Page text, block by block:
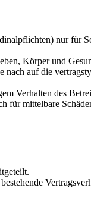
nur für
Körper und
auf die
Verhalten des
für mittelbare